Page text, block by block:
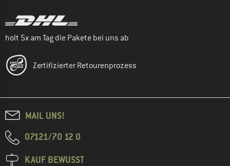
holt 5x am Tag die Pakete bei uns ab
Zertifizierter Retourenprozess
MAIL UNS!
07121/70 12 0
KAUF BEWUSST